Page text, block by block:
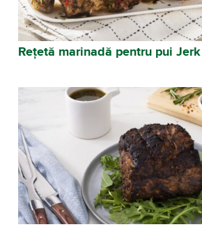
Rețetă marinadă pentru pui Jerk